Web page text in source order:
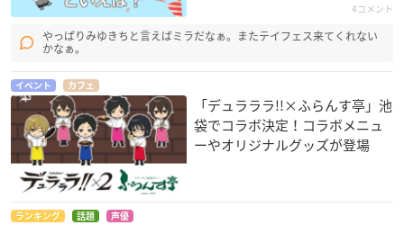
4コメント
やっぱりみゆきちと言えばミラだなぁ。またテイフェス来てくれない
かなぁ。
イベント カフェ
「デュラララ!!×ふらんす亭」池
袋でコラボ決定！コラボメニュ
ーやオリジナルグッズが登場
ランキング 話題 声優